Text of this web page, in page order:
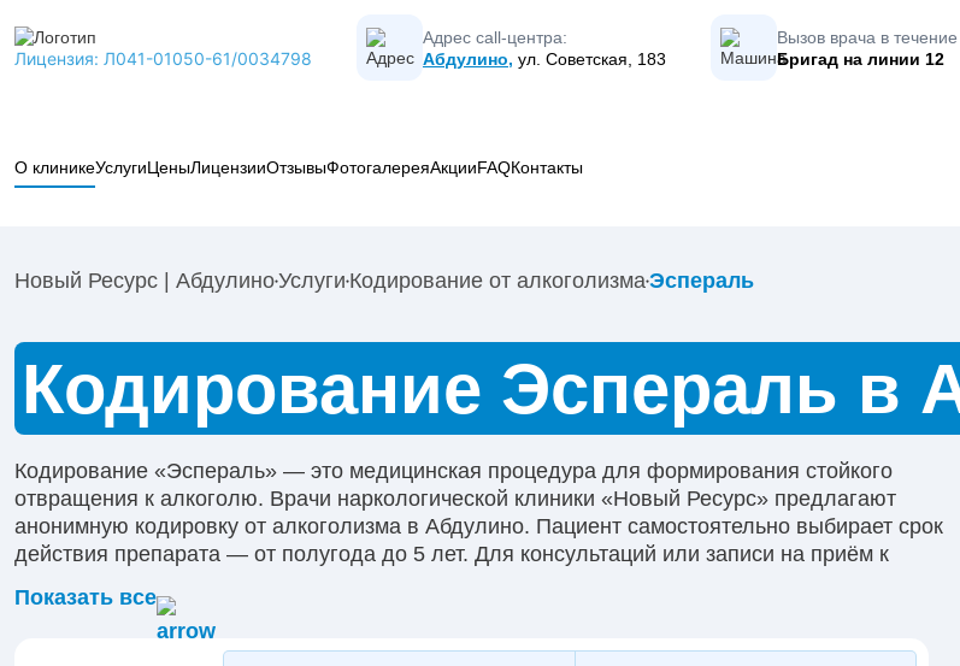
Лицензия: Л041-01050-61/0034798
Адрес call-центра:
Абдулино, ул. Советская, 183
Вызов врача в
Бригад на линии 12
О клинике
Коды МКБ-10 в наркологии
Услуги
Кодирование от алкоголизма
Психиатрия
Наркологическая помощь
Реабилитация
ЦеныЛицензииОтзывыФотогалереяАкцииFAQКонтакты
Новый Ресурс | АбдулиноУслуги Кодирование от алкоголизмаЭспераль
Кодирование Эспераль в
Кодирование «Эспераль» — это медицинская процедура для формирования стойкого
отвращения к алкоголю. Врачи наркологической клиники «Новый Ресурс» предлагают
анонимную кодировку от алкоголизма в Абдулино. Пациент самостоятельно выбирает срок
действия препарата — от полугода до 5 лет. Для консультаций или записи на приём к
горячую линию.
Показать все